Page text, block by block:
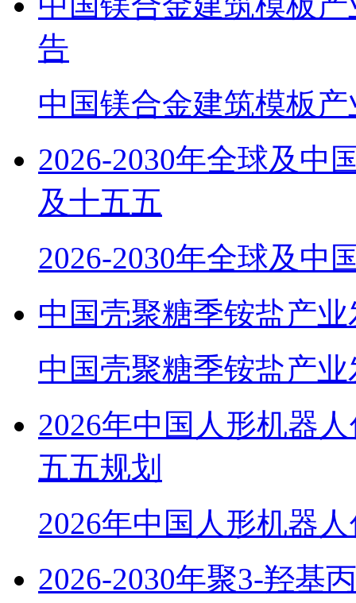
告
中国镁合金建筑模板产
2026-2030年全球及中
及十五五
2026-2030年全球及中
中国壳聚糖季铵盐产
中国壳聚糖季铵盐产业
2026年中国人形机器
五五规划
2026年中国人形机器
2026-2030年聚3-羟基